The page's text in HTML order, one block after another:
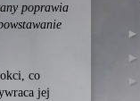
poprawia
co
jej
►
►
►